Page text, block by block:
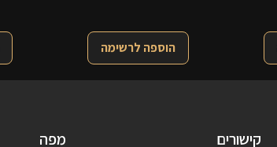
הוספה לרשימה
קישורים מפה